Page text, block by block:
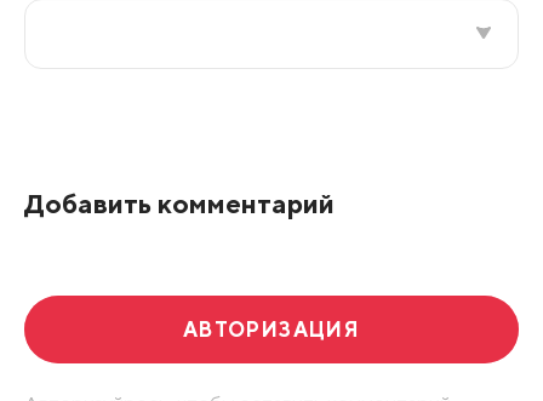
Добавить комментарий
АВТОРИЗАЦИЯ